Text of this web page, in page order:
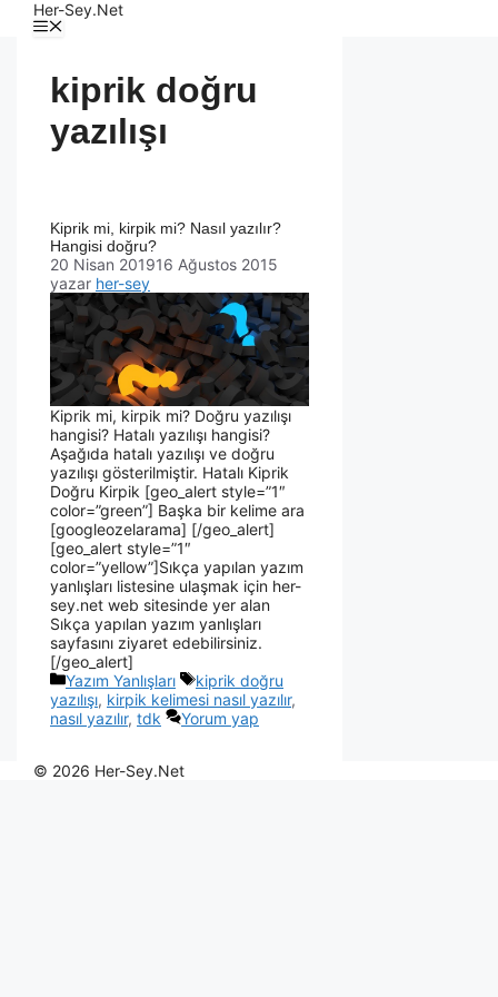
Her-Sey.Net
kiprik doğru
yazılışı
Kiprik mi, kirpik mi? Nasıl yazılır?
Hangisi doğru?
20 Nisan 201916 Ağustos 2015
yazar her-sey
Kiprik mi, kirpik mi? Doğru yazılışı
hangisi? Hatalı yazılışı hangisi?
Aşağıda hatalı yazılışı ve doğru
yazılışı gösterilmiştir. Hatalı Kiprik
Doğru Kirpik [geo_alert style=”1″
color=”green”] Başka bir kelime ara
[googleozelarama] [/geo_alert]
[geo_alert style=”1″
color=”yellow”]Sıkça yapılan yazım
yanlışları listesine ulaşmak için her-
sey.net web sitesinde yer alan
Sıkça yapılan yazım yanlışları
sayfasını ziyaret edebilirsiniz.
[/geo_alert]
Yazım Yanlışları
kiprik doğru
yazılışı, kirpik kelimesi nasıl yazılır,
nasıl yazılır, tdk Yorum yap
© 2026 Her-Sey.Net